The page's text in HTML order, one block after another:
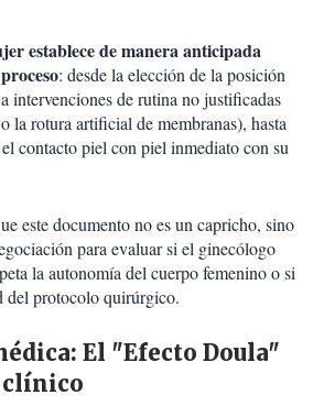
establece de manera anticipada
: desde la elección de la posición
intervenciones de rutina no justificadas
la rotura artificial de membranas), hasta
contacto piel con piel inmediato con su
este documento no es un capricho, sino
para evaluar si el ginecólogo
la autonomía del cuerpo femenino o si
del protocolo quirúrgico.
El "Efecto Doula"
clínico